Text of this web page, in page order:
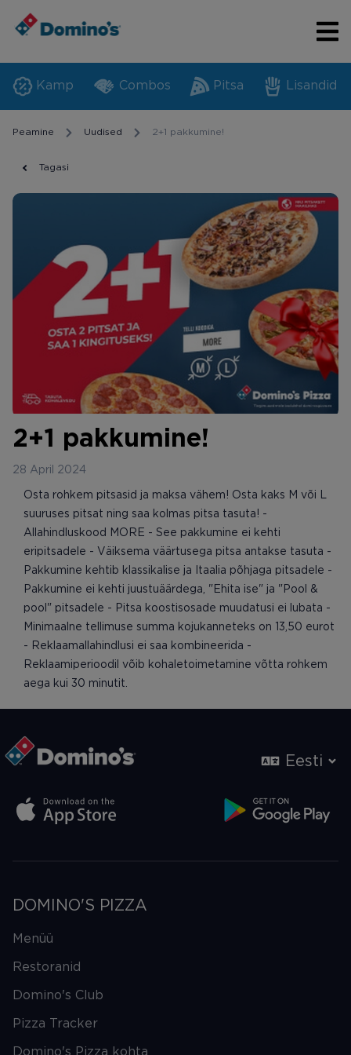
Kamp Combos Pitsa Lisandid
Peamine Uudised 2+1 pakkumine!
Tagasi
2+1 pakkumine!
28 April 2024
Osta rohkem pitsasid ja maksa vähem! Osta kaks M või L
suuruses pitsat ning saa kolmas pitsa tasuta! -
Allahindluskood MORE - See pakkumine ei kehti
eripitsadele - Väiksema väärtusega pitsa antakse tasuta -
Pakkumine kehtib klassikalise ja Itaalia põhjaga pitsadele -
Pakkumine ei kehti juustuäärdega, "Ehita ise" ja "Pool &
pool" pitsadele - Pitsa koostisosade muudatusi ei lubata -
Minimaalne tellimuse summa kojukanneteks on 13,50 eurot
- Reklaamallahindlusi ei saa kombineerida -
Reklaamiperioodil võib kohaletoimetamine võtta rohkem
aega kui 30 minutit.
Eesti
DOMINO'S PIZZA
Menüü
Restoranid
Domino's Club
Pizza Tracker
Domino's Pizza kohta